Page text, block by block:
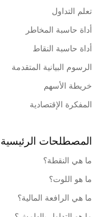
تعلم التداول
أداة حاسبة المخاطر
أداة حاسبة النقاط
الرسوم البيانية المتقدمة
خريطة الأسهم
المفكرة الإقتصادية
المصطلحات الرئيسية
ما هي النقطة؟
ما هو اللوت؟
ما هي الرافعة المالية؟